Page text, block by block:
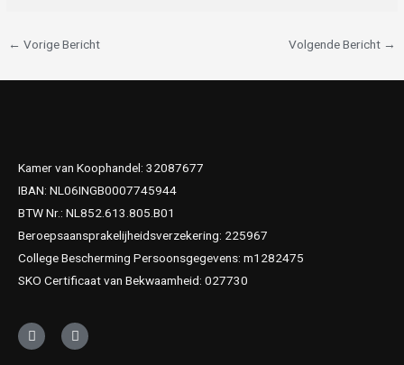
← Vorige Bericht Volgende Bericht →
Kamer van Koophandel: 32087677
IBAN: NL06INGB0007745944
BTW Nr.: NL852.613.805.B01
Beroepsaansprakelijheidsverzekering: 225967
College Bescherming Persoonsgegevens: m1282475
SKO Certificaat van Bekwaamheid: 027730
L
i
n
T
w
i